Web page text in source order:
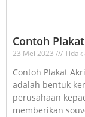
Contoh
23 Mei 2023 Tidak
Contoh Plakat
adalah bentuk
perusahaan
memberikan